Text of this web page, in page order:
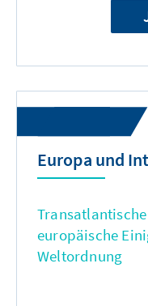
Europa und
europäische
Weltordnung